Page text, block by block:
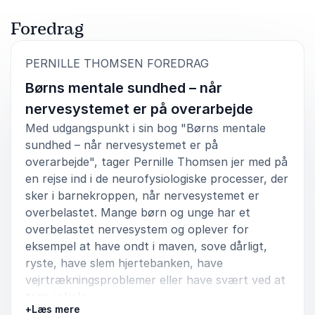
nærværende.
Maria Smed Skovborg
Albertslund Sundhedspleje
5 ud af5
Pernille Thomsen delte værdifuld indsigt om
psykosomatik, stresshormoner og det belastede
nervesystem. Alt sammen emner der kan påvirke
børns mentale sundhed. Som pædagoger har vi i
dagtilbud en vigtig rolle i at støtte børns trivsel og
udvikling og Pernille beskrev på inspirerende vis de
elementer der kan implementeres i børnenes
dagligdag. Vi drøftede også konkrete tiltag, såsom
at skabe sjove aktiviteter, fremme fysisk aktivitet,
tilbyde berøring og arbejde med vejrtrækning som
Foredrag
PERNILLE THOMSEN FOREDRAG
Børns mentale sundhed – når
nervesystemet er på overarbejde
Med udgangspunkt i sin bog "Børns mentale
sundhed – når nervesystemet er på
overarbejde", tager Pernille Thomsen jer med på
en rejse ind i de neurofysiologiske processer, der
sker i barnekroppen, når nervesystemet er
overbelastet. Mange børn og unge har et
overbelastet nervesystem og oplever for
eksempel at have ondt i maven, sove dårligt,
ryste, have slem hjertebanken, have
vejrtrækningsproblemer eller have svært ved at
tage i skole.
+Læs mere